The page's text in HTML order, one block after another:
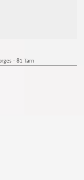
- 81 Tarn